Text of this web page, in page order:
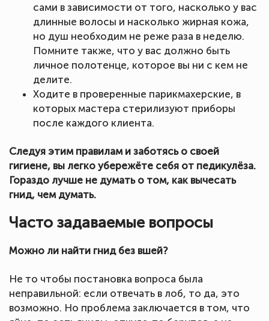
сами в зависимости от того, насколько у вас
длинные волосы и насколько жирная кожа,
но душ необходим не реже раза в неделю.
Помните также, что у вас должно быть
личное полотенце, которое вы ни с кем не
делите.
Ходите в проверенные парикмахерские, в
которых мастера стерилизуют приборы
после каждого клиента.
Следуя этим правилам и заботясь о своей
гигиене, вы легко убережёте себя от педикулёза.
Гораздо лучше не думать о том, как вычесать
гнид, чем думать.
Часто задаваемые вопросы
Можно ли найти гнид без вшей?
Не то чтобы постановка вопроса была
неправильной: если отвечать в лоб, то да, это
возможно. Но проблема заключается в том, что